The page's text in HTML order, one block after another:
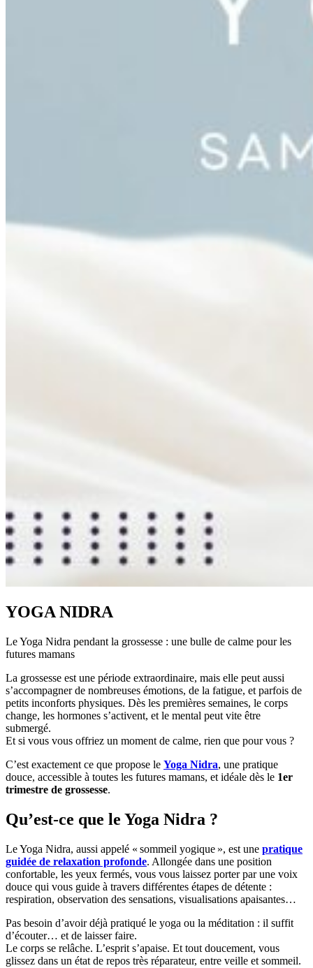
YOGA NIDRA
Le Yoga Nidra pendant la grossesse : une bulle de calme pour les
futures mamans
La grossesse est une période extraordinaire, mais elle peut aussi
s’accompagner de nombreuses émotions, de la fatigue, et parfois de
petits inconforts physiques. Dès les premières semaines, le corps
change, les hormones s’activent, et le mental peut vite être
submergé.
Et si vous vous offriez un moment de calme, rien que pour vous ?
C’est exactement ce que propose le Yoga Nidra, une pratique
douce, accessible à toutes les futures mamans, et idéale dès le 1er
trimestre de grossesse.
Qu’est-ce que le Yoga Nidra ?
Le Yoga Nidra, aussi appelé « sommeil yogique », est une pratique
guidée de relaxation profonde. Allongée dans une position
confortable, les yeux fermés, vous vous laissez porter par une voix
douce qui vous guide à travers différentes étapes de détente :
respiration, observation des sensations, visualisations apaisantes…
Pas besoin d’avoir déjà pratiqué le yoga ou la méditation : il suffit
d’écouter… et de laisser faire.
Le corps se relâche. L’esprit s’apaise. Et tout doucement, vous
glissez dans un état de repos très réparateur, entre veille et sommeil.